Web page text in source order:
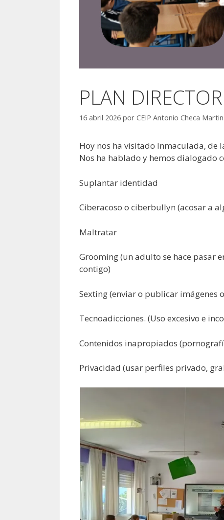
PLAN
16 abril 2026 por CEIP Antonio Checa
Hoy nos ha visitado Inmaculada, de
Nos ha hablado y hemos dialogado
Suplantar identidad
Ciberacoso o ciberbullyn (acosar a
Maltratar
Grooming (un adulto se hace pasar
contigo)
Sexting (enviar o publicar imágenes
Tecnoadicciones. (Uso excesivo e
Contenidos inapropiados
Privacidad (usar perfiles privado,